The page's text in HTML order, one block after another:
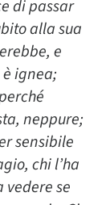
di passar
alla sua
e
ignea;
neppure;
sensibile
chi l’ha
vedere se